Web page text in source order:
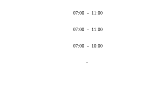
07:00 - 11:00
07:00 - 11:00
07:00 - 10:00
-